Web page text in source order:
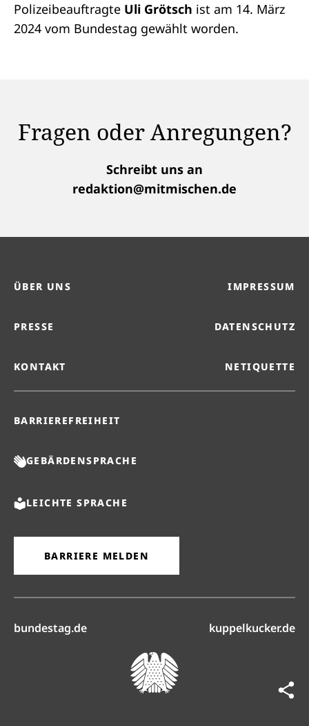
Polizeibeauftragte Uli Grötsch ist am 14. März
2024 vom Bundestag gewählt worden.
Fragen oder Anregungen?
Schreibt uns an
redaktion@mitmischen.de
ÜBER UNS IMPRESSUM
PRESSE DATENSCHUTZ
KONTAKT NETIQUETTE
BARRIEREFREIHEIT
GEBÄRDENSPRACHE
LEICHTE SPRACHE
BARRIERE MELDEN
bundestag.de(öffnet in neuem Reiter)kuppelkucker.de